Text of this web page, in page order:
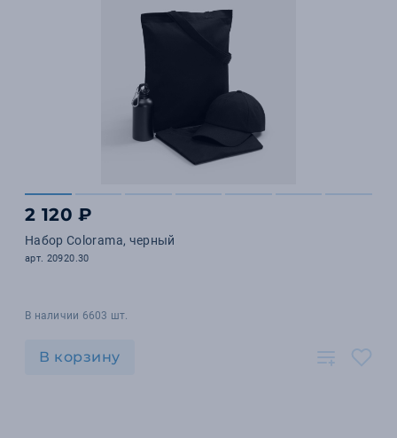
2 120 ₽
Набор Colorama, черный
арт. 20920.30
В наличии 6603 шт.
В корзину